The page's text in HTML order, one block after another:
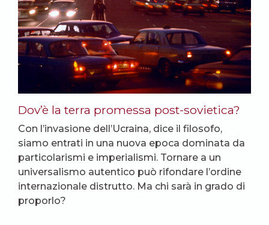
Dov’è la terra promessa post-sovietica?
Con l’invasione dell’Ucraina, dice il filosofo,
siamo entrati in una nuova epoca dominata da
particolarismi e imperialismi. Tornare a un
universalismo autentico può rifondare l’ordine
internazionale distrutto. Ma chi sarà in grado di
proporlo?